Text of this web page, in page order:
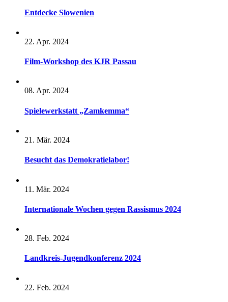
Entdecke Slowenien
22. Apr. 2024
Film-Workshop des KJR Passau
08. Apr. 2024
Spielewerkstatt „Zamkemma“
21. Mär. 2024
Besucht das Demokratielabor!
11. Mär. 2024
Internationale Wochen gegen Rassismus 2024
28. Feb. 2024
Landkreis-Jugendkonferenz 2024
22. Feb. 2024